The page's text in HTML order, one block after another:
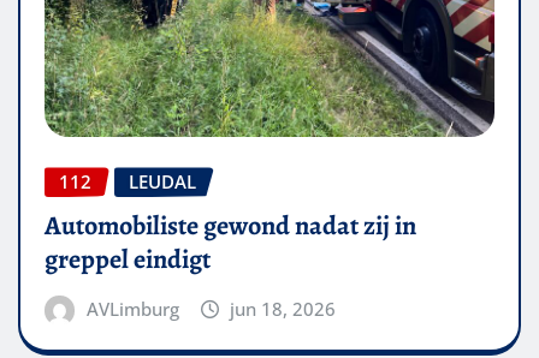
112 LEUDAL
Automobiliste gewond nadat zij in
greppel eindigt
AVLimburg jun 18, 2026